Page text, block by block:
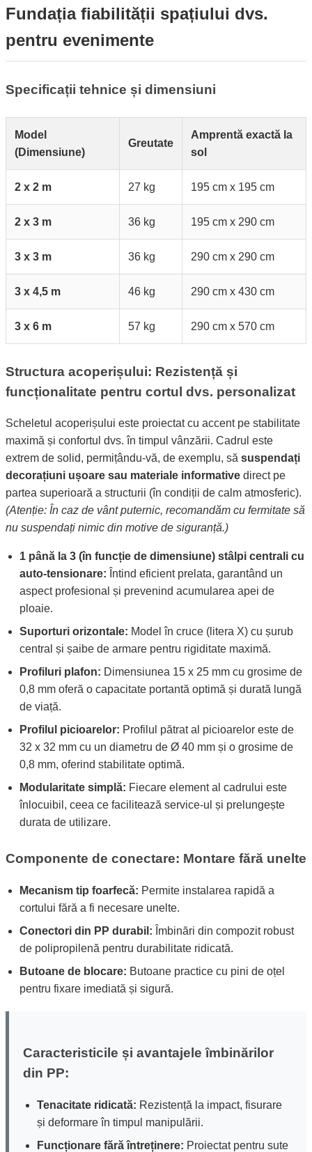
Fundația fiabilității spațiului dvs.
pentru evenimente
Specificații tehnice și dimensiuni
Model
(Dimensiune)
Greutate
Amprentă exactă la
sol
2 x 2 m 27 kg 195 cm x 195 cm
2 x 3 m 36 kg 195 cm x 290 cm
3 x 3 m 36 kg 290 cm x 290 cm
3 x 4,5 m 46 kg 290 cm x 430 cm
3 x 6 m 57 kg 290 cm x 570 cm
Structura acoperișului: Rezistență și
funcționalitate pentru cortul dvs. personalizat
Scheletul acoperișului este proiectat cu accent pe stabilitate
maximă și confortul dvs. în timpul vânzării. Cadrul este
extrem de solid, permițându-vă, de exemplu, să suspendați
decorațiuni ușoare sau materiale informative direct pe
partea superioară a structurii (în condiții de calm atmosferic).
(Atenție: În caz de vânt puternic, recomandăm cu fermitate să
nu suspendați nimic din motive de siguranță.)
1 până la 3 (în funcție de dimensiune) stâlpi centrali cu
auto-tensionare: Întind eficient prelata, garantând un
aspect profesional și prevenind acumularea apei de
ploaie.
Suporturi orizontale: Model în cruce (litera X) cu șurub
central și șaibe de armare pentru rigiditate maximă.
Profiluri plafon: Dimensiunea 15 x 25 mm cu grosime de
0,8 mm oferă o capacitate portantă optimă și durată lungă
de viață.
Profilul picioarelor: Profilul pătrat al picioarelor este de
32 x 32 mm cu un diametru de Ø 40 mm și o grosime de
0,8 mm, oferind stabilitate optimă.
Modularitate simplă: Fiecare element al cadrului este
înlocuibil, ceea ce facilitează service-ul și prelungește
durata de utilizare.
Componente de conectare: Montare fără unelte
Mecanism tip foarfecă: Permite instalarea rapidă a
cortului fără a fi necesare unelte.
Conectori din PP durabil: Îmbinări din compozit robust
de polipropilenă pentru durabilitate ridicată.
Butoane de blocare: Butoane practice cu pini de oțel
pentru fixare imediată și sigură.
Caracteristicile și avantajele îmbinărilor
din PP:
Tenacitate ridicată: Rezistență la impact, fisurare
și deformare în timpul manipulării.
Funcționare fără întreținere: Proiectat pentru sute